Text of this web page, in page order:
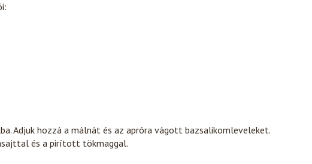
Adjuk hozzá a málnát és az apróra vágott bazsalikomleveleket.
és a pirított tökmaggal.